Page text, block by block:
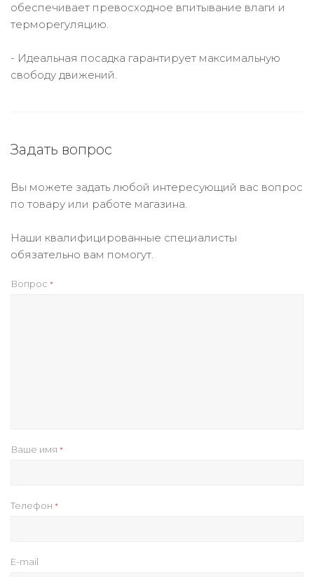
обеспечивает превосходное впитывание влаги и
терморегуляцию.
- Идеальная посадка гарантирует максимальную
свободу движений.
Задать вопрос
Вы можете задать любой интересующий вас вопрос
по товару или работе магазина.
Наши квалифицированные специалисты
обязательно вам помогут.
Вопрос *
Ваше имя *
Телефон *
E-mail